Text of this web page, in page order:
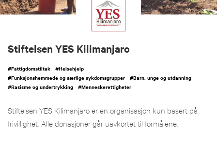
#Fattigdomstiltak #Helsehjelp
#Funksjonshemmede og særlige sykdomsgrupper #Barn, unge og utdanning
#Rasisme og undertrykking #Menneskerettigheter
Stiftelsen YES Kilimanjaro
Stiftelsen YES Kilimanjaro er en organisasjon kun basert på
frivillighet. Alle donasjoner går uavkortet til formålene.